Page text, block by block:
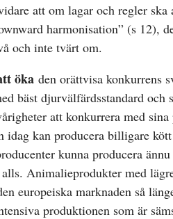
att om lagar och regler ska
harmonisation” (s 12),
och inte tvärt om.
öka den orättvisa konkurrens
bäst djurvälfärdsstandard och
att konkurrera med
idag kan producera billigare
kunna producera
Animalieprodukter med
europeiska marknaden så
produktionen som är